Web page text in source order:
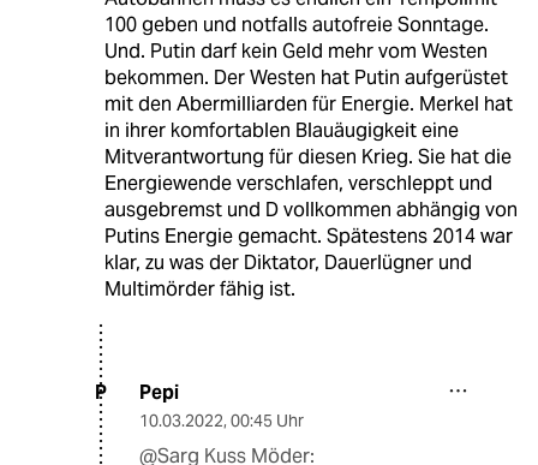
100 geben und notfalls autofreie Sonntage.
Und. Putin darf kein Geld mehr vom Westen
bekommen. Der Westen hat Putin aufgerüstet
mit den Abermilliarden für Energie. Merkel hat
in ihrer komfortablen Blauäugigkeit eine
Mitverantwortung für diesen Krieg. Sie hat die
Energiewende verschlafen, verschleppt und
ausgebremst und D vollkommen abhängig von
Putins Energie gemacht. Spätestens 2014 war
klar, zu was der Diktator, Dauerlügner und
Multimörder fähig ist.
P Pepi
10.03.2022, 00:45 Uhr
@Sarg Kuss Möder: